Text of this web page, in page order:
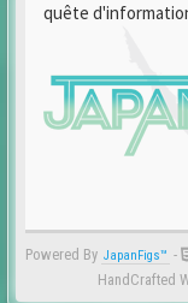
quête
Powered By JapanFigs™ -
HandCrafted